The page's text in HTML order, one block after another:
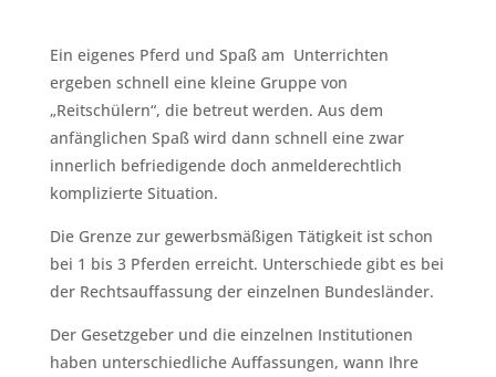
Ein eigenes Pferd und Spaß am Unterrichten
ergeben schnell eine kleine Gruppe von
„Reitschülern“, die betreut werden. Aus dem
anfänglichen Spaß wird dann schnell eine zwar
innerlich befriedigende doch anmelderechtlich
komplizierte Situation.
Die Grenze zur gewerbsmäßigen Tätigkeit ist schon
bei 1 bis 3 Pferden erreicht. Unterschiede gibt es bei
der Rechtsauffassung der einzelnen Bundesländer.
Der Gesetzgeber und die einzelnen Institutionen
haben unterschiedliche Auffassungen, wann Ihre